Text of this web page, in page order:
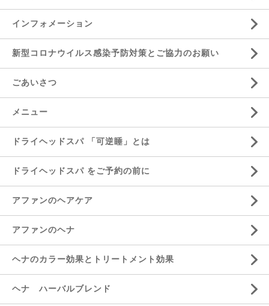
インフォメーション
新型コロナウイルス感染予防対策とご協力のお願い
ごあいさつ
メニュー
ドライヘッドスパ 「可逆睡」とは
ドライヘッドスパ をご予約の前に
アファンのヘアケア
アファンのヘナ
ヘナのカラー効果とトリートメント効果
ヘナ ハーバルブレンド